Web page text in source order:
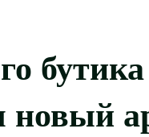
новый